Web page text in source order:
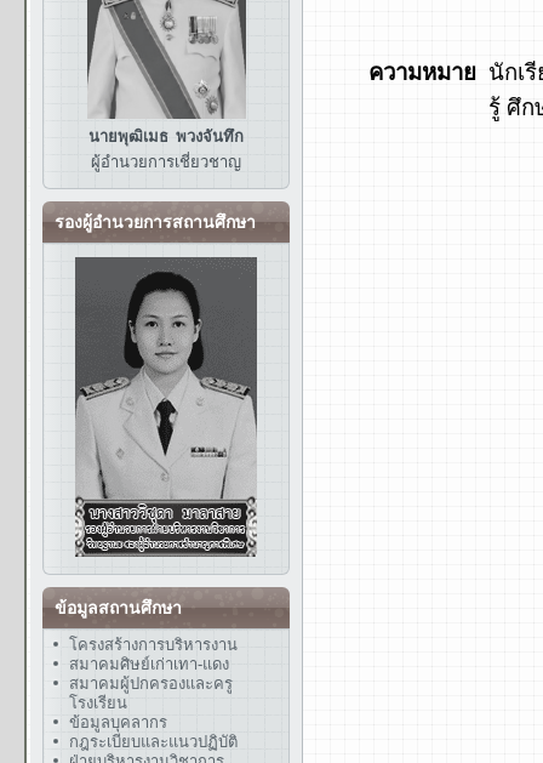
นายพุฒิเมธ พวงจันทึก
ผู้อำนวยการเชี่ยวชาญ
รองผู้อำนวยการสถานศึกษา
ข้อมูลสถานศึกษา
โครงสร้างการบริหารงาน
สมาคมศิษย์เก่าเทา-แดง
สมาคมผู้ปกครองและครู
โรงเรียน
ข้อมูลบุคลากร
กฎระเบียบและแนวปฏิบัติ
ความหมาย นักเ
รู้ ศึก